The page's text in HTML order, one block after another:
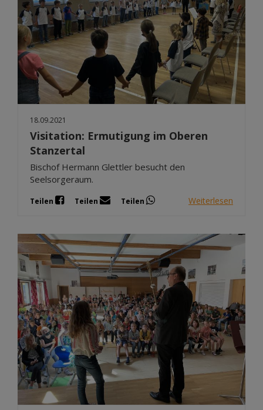
18.09.2021
Visitation: Ermutigung im Oberen
Stanzertal
Bischof Hermann Glettler besucht den
Seelsorgeraum.
Teilen Teilen Teilen Weiterlesen